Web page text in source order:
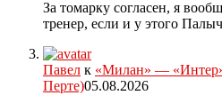
За томарку согласен, я
тренер, если и у этого
Павел к «Милан» —
Перте)05.08.2026